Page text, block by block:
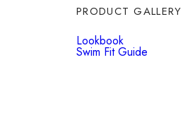
PRODUCT GALLERY
Lookbook
Swim Fit Guide